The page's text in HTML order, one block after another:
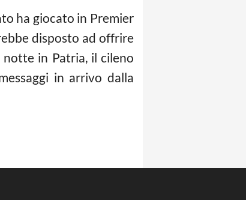
ha giocato in Premier
disposto ad offrire
in Patria, il cileno
in arrivo dalla